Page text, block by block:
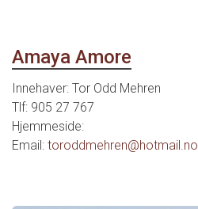
Amaya Amore
Innehaver: Tor Odd Mehren
Tlf: 905 27 767
Hjemmeside:
Email: toroddmehren@hotmail.no